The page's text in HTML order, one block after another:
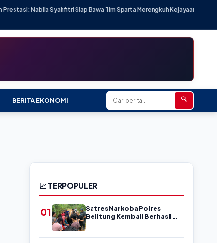
Siap Bawa Tim Sparta Merengkuh Kejayaan di AAF Cup Series II
BERITA EKONOMI 🔍
📈 TERPOPULER
01
Satres Narkoba Polres
Belitung Kembali Berhasil